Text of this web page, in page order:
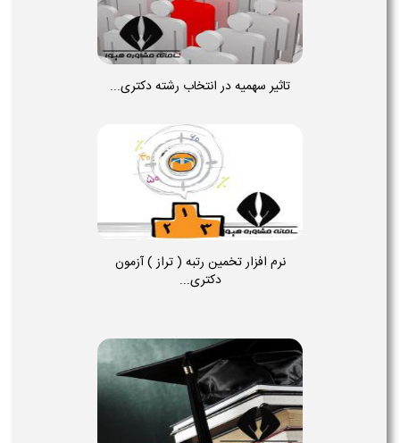
تاثیر سهمیه در انتخاب رشته دکتری...
نرم افزار تخمین رتبه ( تراز ) آزمون
دکتری...